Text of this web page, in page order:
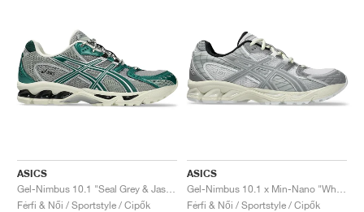
ASICS
Férfi & Női / Sportstyle / Cipők
ASICS
Férfi & Női / Sportstyle / Cipők